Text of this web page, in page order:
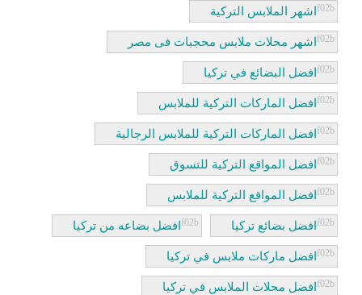
اشهر الملابس التركية
اشهر محلات ملابس محجبات فى مصر
افضل البضائع في تركيا
افضل الماركات التركية للملابس
افضل الماركات التركية للملابس الرجالية
افضل المواقع التركية للتسوق
افضل المواقع التركية للملابس
افضل بضائع تركيا افضل بضاعه من تركيا
افضل ماركات ملابس في تركيا
افضل محلات الملابس في تركيا